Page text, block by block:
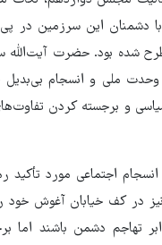
دشمنان این سرزمین در
شده بود. حضرت آیت‌الله
ملی و انسجام
و برجسته‌ کردن
این قدر وحدت و انسجام اجتماعی
در کف خیابان آغوش خود
تهاجم دشمن باشند اما